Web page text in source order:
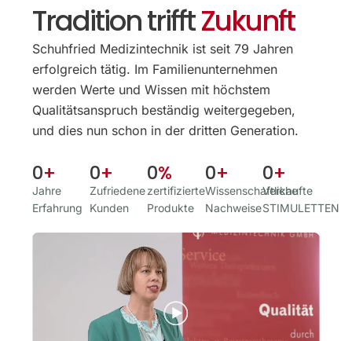
Tradition trifftZukunft
Schuhfried Medizintechnik ist seit 79 Jahren
erfolgreich tätig. Im Familien­unternehmen
werden Werte und Wissen mit höchstem
Qualitäts­anspruch beständig weitergegeben,
und dies nun schon in der dritten Generation.
Jahre
Erfahrung
0+
Zufriedene
Kunden
0+
zertifizierte
Produkte
0%
Wissenschaftliche
Nachweise
0+
Verkaufte
STIMULETTEN
0+